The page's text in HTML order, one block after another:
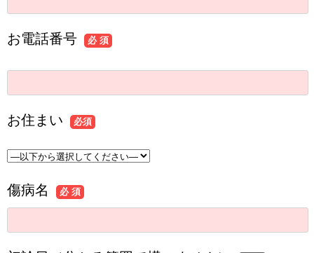
お電話番号 必 須
お住まい 必須
傷病名 必 須